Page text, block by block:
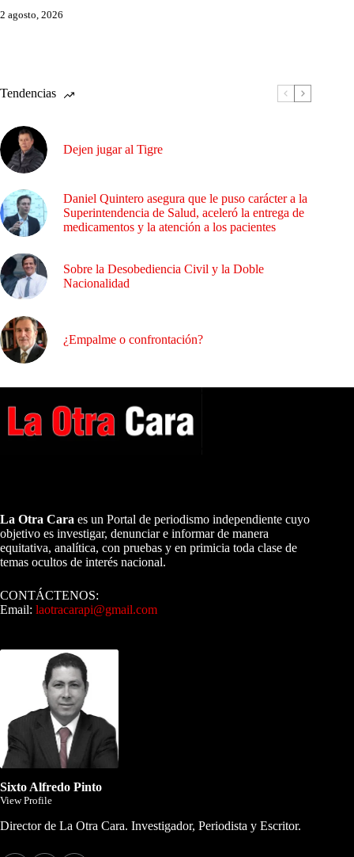
2 agosto, 2026
Tendencias
Dejen jugar al Tigre
Daniel Quintero asegura que le puso carácter a la
Superintendencia de Salud, aceleró la entrega de
medicamentos y la atención a los pacientes
Sobre la Desobediencia Civil y la Doble
Nacionalidad
¿Empalme o confrontación?
La Otra Cara es un Portal de periodismo independiente cuyo
objetivo es investigar, denunciar e informar de manera
equitativa, analítica, con pruebas y en primicia toda clase de
temas ocultos de interés nacional.
CONTÁCTENOS:
Email: laotracarapi@gmail.com
Sixto Alfredo Pinto
View Profile
Director de La Otra Cara. Investigador, Periodista y Escritor.